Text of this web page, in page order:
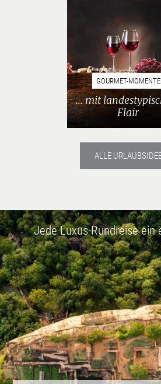
GOURMET-MOMENTE
... mit
Flair
ALLE
Jede Luxus-Rundreise ein